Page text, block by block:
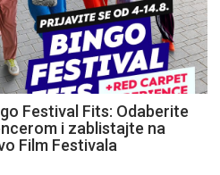
Festival Fits: Odaberite
i zablistajte na
Film Festivala